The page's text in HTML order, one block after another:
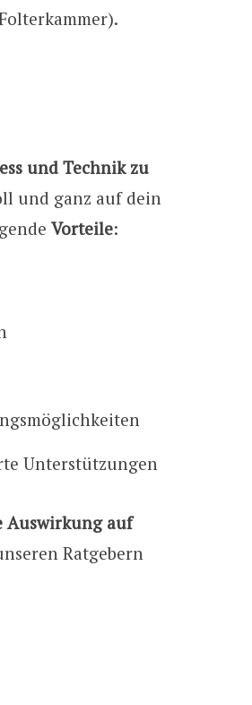
und Technik zu
und ganz auf dein
Vorteile:
Unterstützungen
Auswirkung auf
Ratgebern